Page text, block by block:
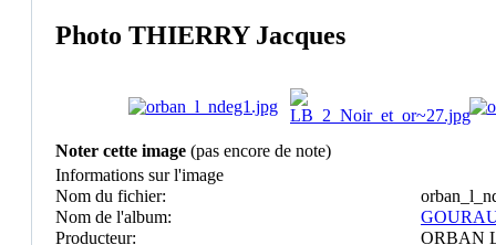
Photo THIERRY Jacques
Noter cette image (pas encore de note)
Informations sur l'image
Nom du fichier:
Nom de l'album:
Producteur:
ORBAN